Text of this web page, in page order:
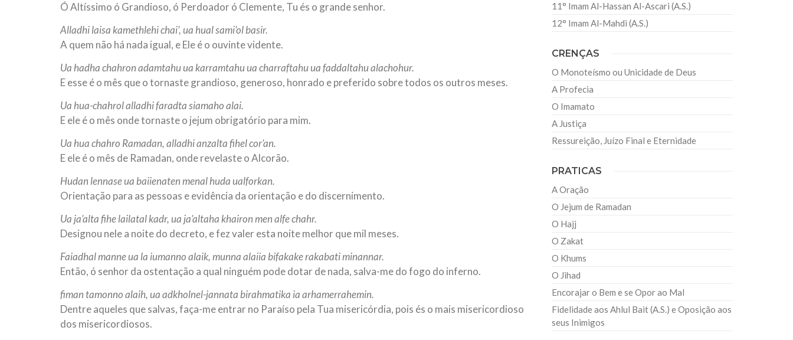
Ó Altíssimo ó Grandioso, ó Perdoador ó Clemente, Tu és o grande senhor.
Alladhi laisa kamethlehi chai’, ua hual sami’ol basir.
A quem não há nada igual, e Ele é o ouvinte vidente.
Ua hadha chahron adamtahu ua karramtahu ua charraftahu ua faddaltahu alachohur.
E esse é o mês que o tornaste grandioso, generoso, honrado e preferido sobre todos os outros meses.
Ua hua-chahrol alladhi faradta siamaho alai.
E ele é o mês onde tornaste o jejum obrigatório para mim.
Ua hua chahro Ramadan, alladhi anzalta fihel cor’an.
E ele é o mês de Ramadan, onde revelaste o Alcorão.
Hudan lennase ua baiienaten menal huda ualforkan.
Orientação para as pessoas e evidência da orientação e do discernimento.
Ua ja’alta fihe lailatal kadr, ua ja’altaha khairon men alfe chahr.
Designou nele a noite do decreto, e fez valer esta noite melhor que mil meses.
Faiadhal manne ua la iumanno alaik, munna alaiia bifakake rakabati minannar.
Então, ó senhor da ostentação a qual ninguém pode dotar de nada, salva-me do fogo do inferno.
fiman tamonno alaih, ua adkholnel-jannata birahmatika ia arhamerrahemin.
Dentre aqueles que salvas, faça-me entrar no Paraíso pela Tua misericórdia, pois és o mais misericordioso
dos misericordiosos.
11° Imam Al-Hassan Al-Ascari (A.S.)
12° Imam Al-Mahdi (A.S.)
CRENÇAS
O Monoteísmo ou Unicidade de Deus
A Profecia
O Imamato
A Justiça
Ressureição, Juízo Final e Eternidade
PRATICAS
A Oração
O Jejum de Ramadan
O Hajj
O Zakat
O Khums
O Jihad
Encorajar o Bem e se Opor ao Mal
Fidelidade aos Ahlul Bait (A.S.) e Oposição aos
seus Inimigos